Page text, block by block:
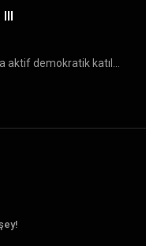
“Politika ve karar alma süreçlerine daha aktif demokratik katılım yoluyla sivil toplumun gelişiminin desteklenmesi” amacıyla…